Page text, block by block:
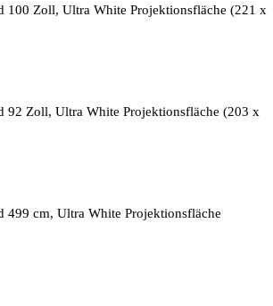
100 Zoll, Ultra White Projektionsfläche (221 x
92 Zoll, Ultra White Projektionsfläche (203 x
499 cm, Ultra White Projektionsfläche